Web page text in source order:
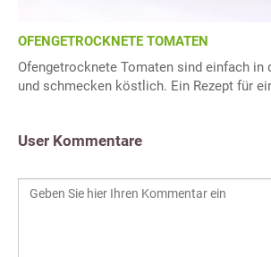
OFENGETROCKNETE TOMATEN
Ofengetrocknete Tomaten sind einfach in
und schmecken köstlich. Ein Rezept für
User Kommentare